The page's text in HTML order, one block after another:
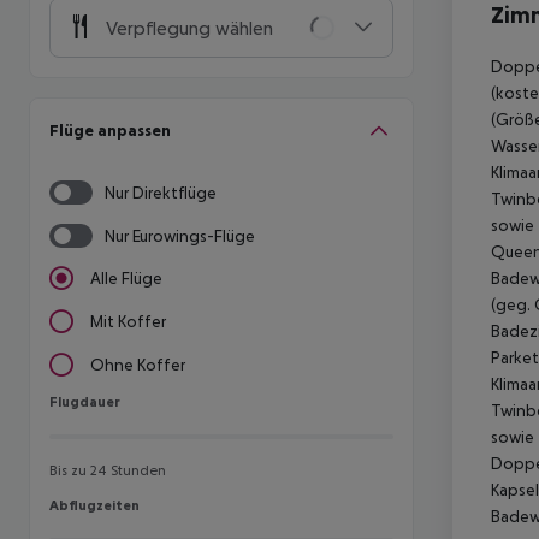
Verpflegung wählen
Flüge anpassen
Nur Direktflüge
Nur Eurowings-Flüge
Alle Flüge
Mit Koffer
Ohne Koffer
Flugdauer
Flugdauer
Bis zu 24 Stunden
Abflugzeiten
Abflugzeiten
sowie
(geg.
sowie